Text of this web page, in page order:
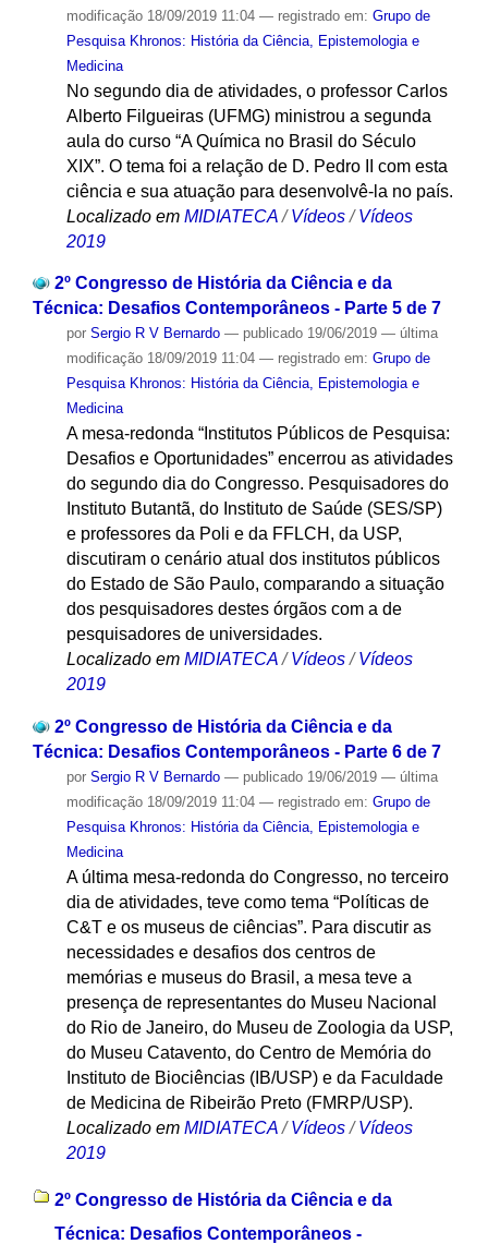
modificação18/09/2019 11:04 — registrado em: Grupo de
Pesquisa Khronos: História da Ciência, Epistemologia e
Medicina
No segundo dia de atividades, o professor Carlos
Alberto Filgueiras (UFMG) ministrou a segunda
aula do curso “A Química no Brasil do Século
XIX”. O tema foi a relação de D. Pedro II com esta
ciência e sua atuação para desenvolvê-la no país.
Localizado em MIDIATECA /Vídeos /Vídeos
2019
2º Congresso de História da Ciência e da
Técnica: Desafios Contemporâneos - Parte 5 de 7
por Sergio R V Bernardo — publicado19/06/2019 — última
modificação18/09/2019 11:04 — registrado em: Grupo de
Pesquisa Khronos: História da Ciência, Epistemologia e
Medicina
A mesa-redonda “Institutos Públicos de Pesquisa:
Desafios e Oportunidades” encerrou as atividades
do segundo dia do Congresso. Pesquisadores do
Instituto Butantã, do Instituto de Saúde (SES/SP)
e professores da Poli e da FFLCH, da USP,
discutiram o cenário atual dos institutos públicos
do Estado de São Paulo, comparando a situação
dos pesquisadores destes órgãos com a de
pesquisadores de universidades.
Localizado em MIDIATECA / Vídeos / Vídeos
2019
2º Congresso de História da Ciência e da
Técnica: Desafios Contemporâneos - Parte 6 de 7
por Sergio R V Bernardo — publicado19/06/2019 — última
modificação18/09/2019 11:04 — registrado em: Grupo de
Pesquisa Khronos: História da Ciência, Epistemologia e
Medicina
A última mesa-redonda do Congresso, no terceiro
dia de atividades, teve como tema “Políticas de
C&T e os museus de ciências”. Para discutir as
necessidades e desafios dos centros de
memórias e museus do Brasil, a mesa teve a
presença de representantes do Museu Nacional
do Rio de Janeiro, do Museu de Zoologia da USP,
do Museu Catavento, do Centro de Memória do
Instituto de Biociências (IB/USP) e da Faculdade
de Medicina de Ribeirão Preto (FMRP/USP).
Localizado em MIDIATECA /Vídeos /Vídeos
2019
2º Congresso de História da Ciência e da
Técnica: Desafios Contemporâneos -